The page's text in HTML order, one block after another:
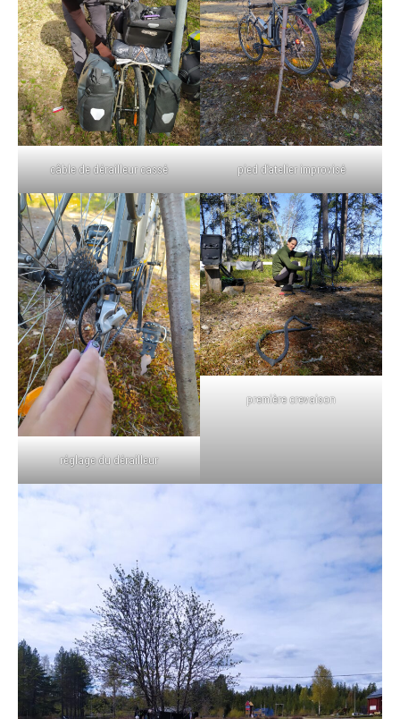
câble de dérailleur cassé pied d’atelier improvisé
réglage du dérailleur
première crevaison